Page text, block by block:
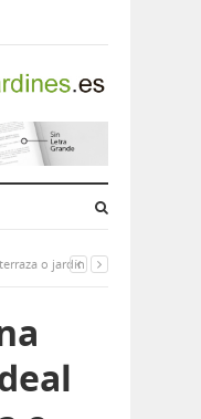
o jardín